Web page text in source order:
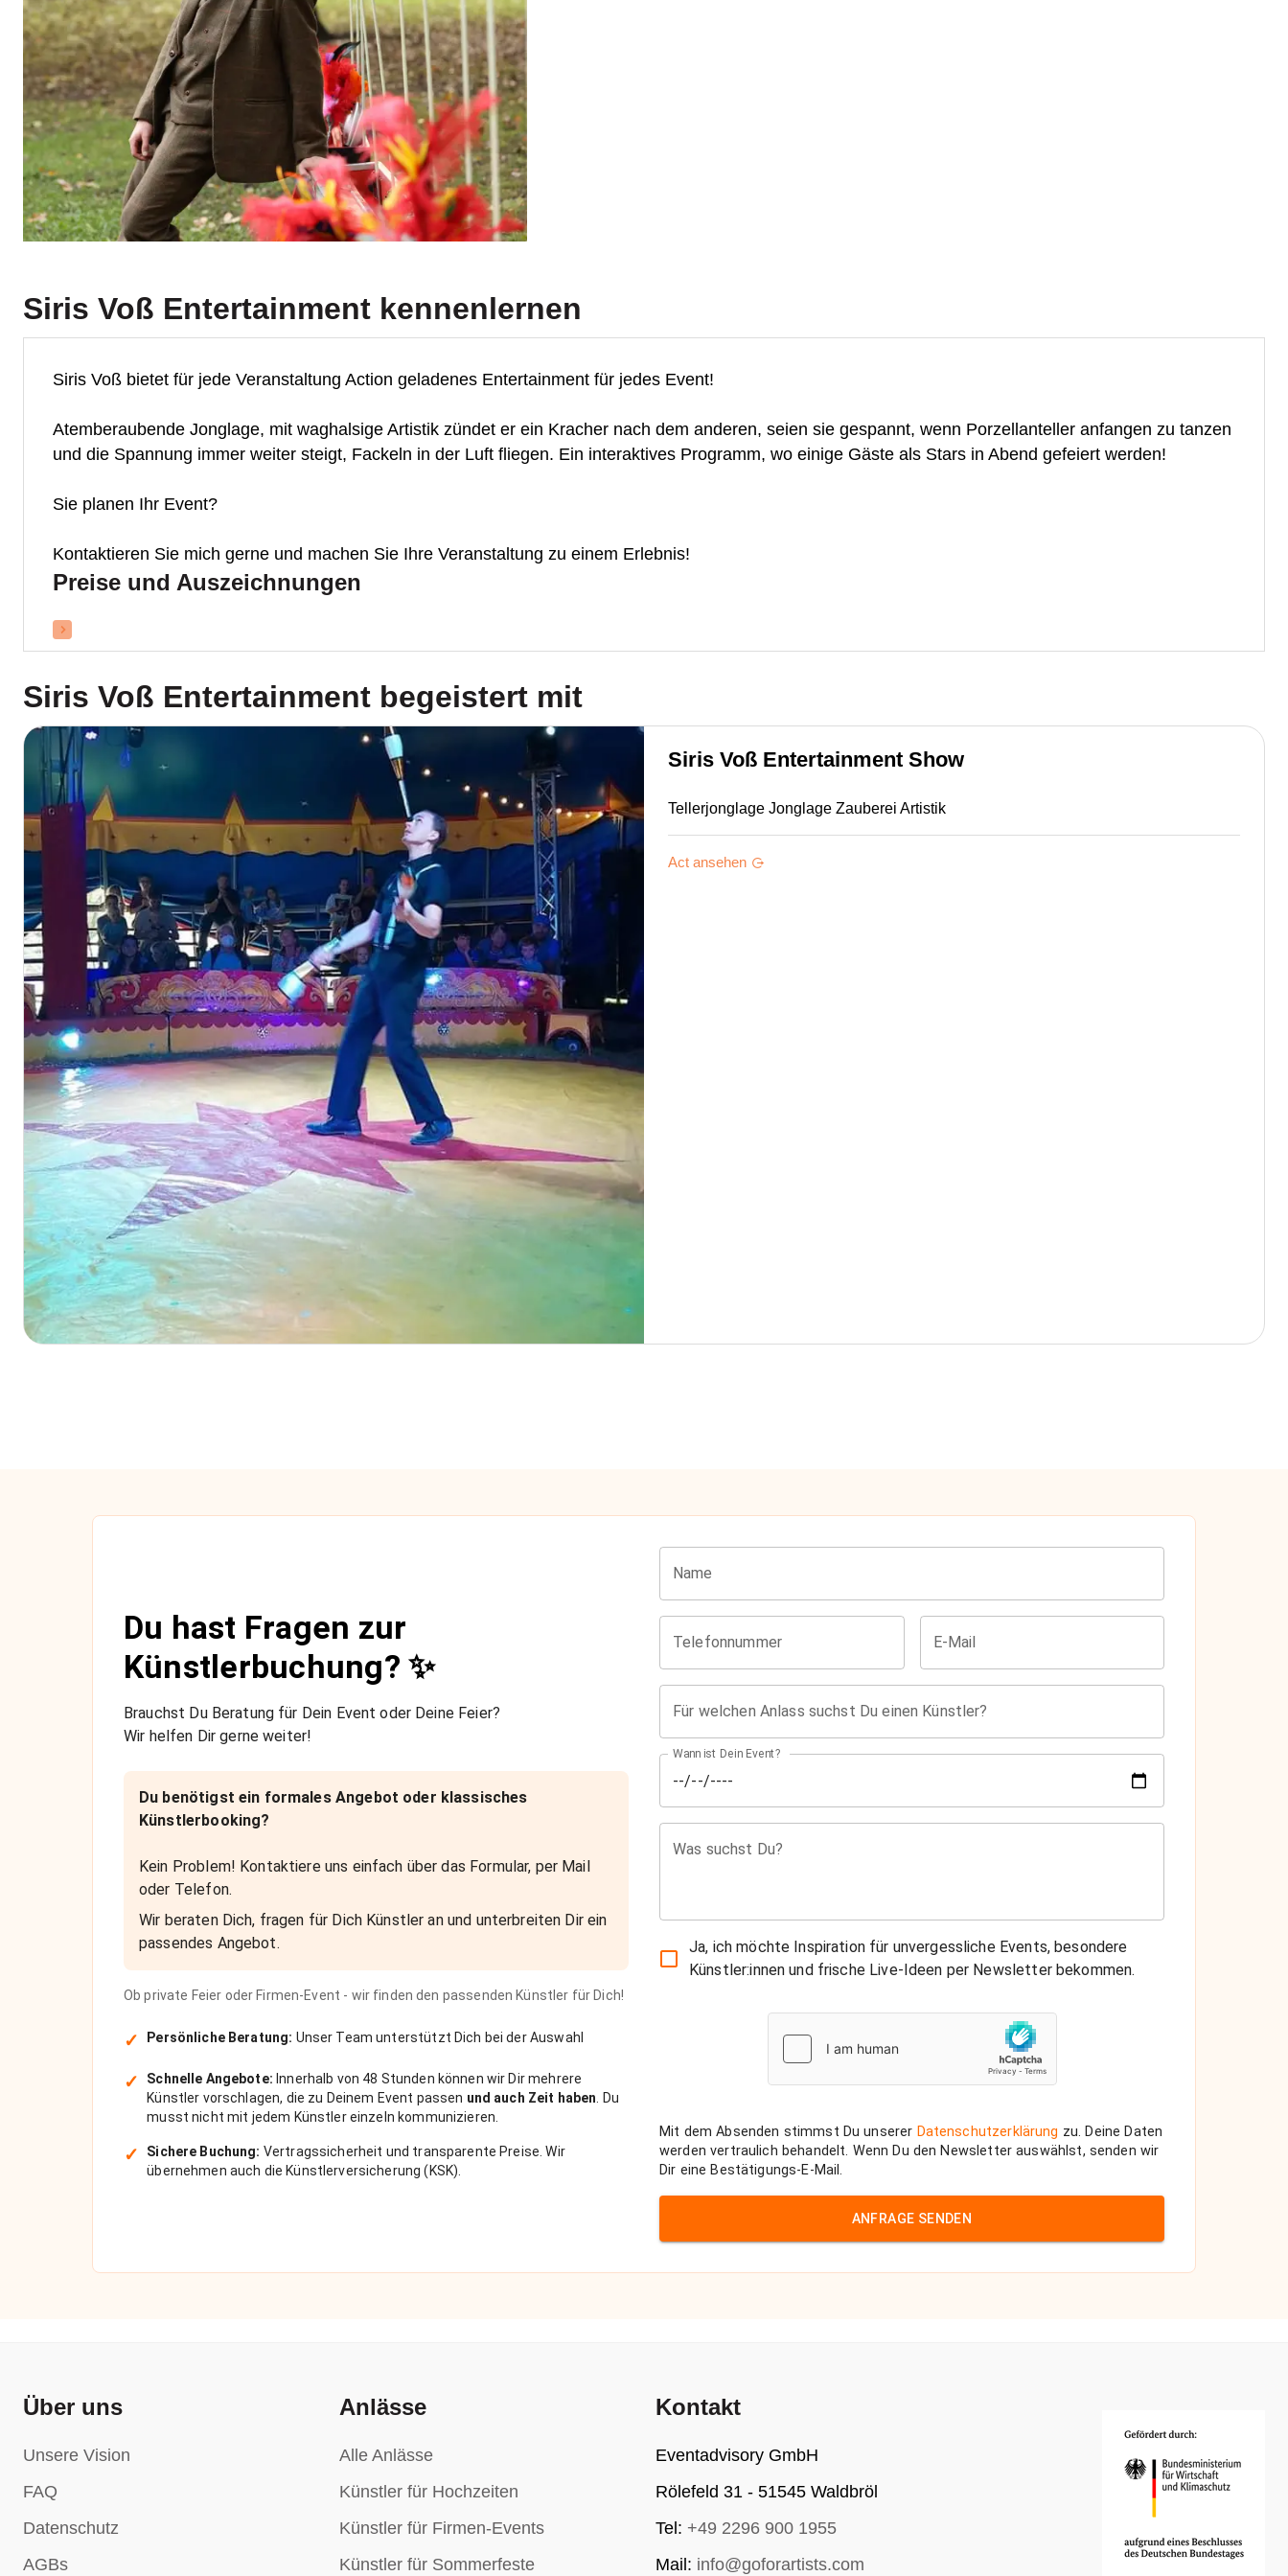
Siris Voß Entertainment kennenlernen
Siris Voß bietet für jede Veranstaltung Action geladenes Entertainment für jedes Event!
Atemberaubende Jonglage, mit waghalsige Artistik zündet er ein Kracher nach dem anderen, seien sie gespannt, wenn Porzellanteller anfangen zu tanzen
und die Spannung immer weiter steigt, Fackeln in der Luft fliegen. Ein interaktives Programm, wo einige Gäste als Stars in Abend gefeiert werden!
Sie planen Ihr Event?
Kontaktieren Sie mich gerne und machen Sie Ihre Veranstaltung zu einem Erlebnis!
Preise und Auszeichnungen
Siris Voß Entertainment begeistert mit
Siris Voß Entertainment Show
Tellerjonglage Jonglage Zauberei Artistik
Act ansehen
Du hast Fragen zur
Künstlerbuchung? ✨
Brauchst Du Beratung für Dein Event oder Deine Feier?
Wir helfen Dir gerne weiter!
Du benötigst ein formales Angebot oder klassisches
Künstlerbooking?
Kein Problem! Kontaktiere uns einfach über das Formular, per Mail
oder Telefon.
Wir beraten Dich, fragen für Dich Künstler an und unterbreiten Dir ein
passendes Angebot.
Ob private Feier oder Firmen-Event - wir finden den passenden Künstler für Dich!
✓ Persönliche Beratung: Unser Team unterstützt Dich bei der Auswahl
✓ Schnelle Angebote: Innerhalb von 48 Stunden können wir Dir mehrere
Künstler vorschlagen, die zu Deinem Event passen und auch Zeit haben. Du
musst nicht mit jedem Künstler einzeln kommunizieren.
✓ Sichere Buchung: Vertragssicherheit und transparente Preise. Wir
übernehmen auch die Künstlerversicherung (KSK).
Name
Telefonnummer E-Mail
Für welchen Anlass suchst Du einen Künstler?
Wann ist Dein Event?
Was suchst Du?
Ja, ich möchte Inspiration für unvergessliche Events, besondere
Künstler:innen und frische Live-Ideen per Newsletter bekommen.
Mit dem Absenden stimmst Du unserer Datenschutzerklärung zu. Deine Daten
werden vertraulich behandelt. Wenn Du den Newsletter auswählst, senden wir
Dir eine Bestätigungs-E-Mail.
ANFRAGE SENDEN
Über uns
Unsere Vision
FAQ
Datenschutz
AGBs
Anlässe
Alle Anlässe
Künstler für Hochzeiten
Künstler für Firmen-Events
Künstler für Sommerfeste
Kontakt
Eventadvisory GmbH
Rölefeld 31 - 51545 Waldbröl
Tel: +49 2296 900 1955
Mail: info@goforartists.com